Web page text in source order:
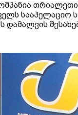
სააპელაციო
დამალვის